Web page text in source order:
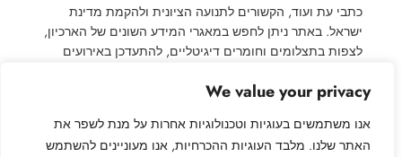
We value your privacy
אנו משתמשים בעוגיות וטכנולוגיות אחרות על מנת לשפר את
האתר שלנו. מלבד העוגיות ההכרחיות, אנו מעוניינים להשתמש
כתבי עת ועוד, הקשורים לתנועה הציונית ולהקמת מדינת
ישראל. באתר ניתן לחפש במאגרי המידע השונים של הארכיון,
לצפות בתצלומים וחומרים דיגיטליים, להתעדכן באירועים